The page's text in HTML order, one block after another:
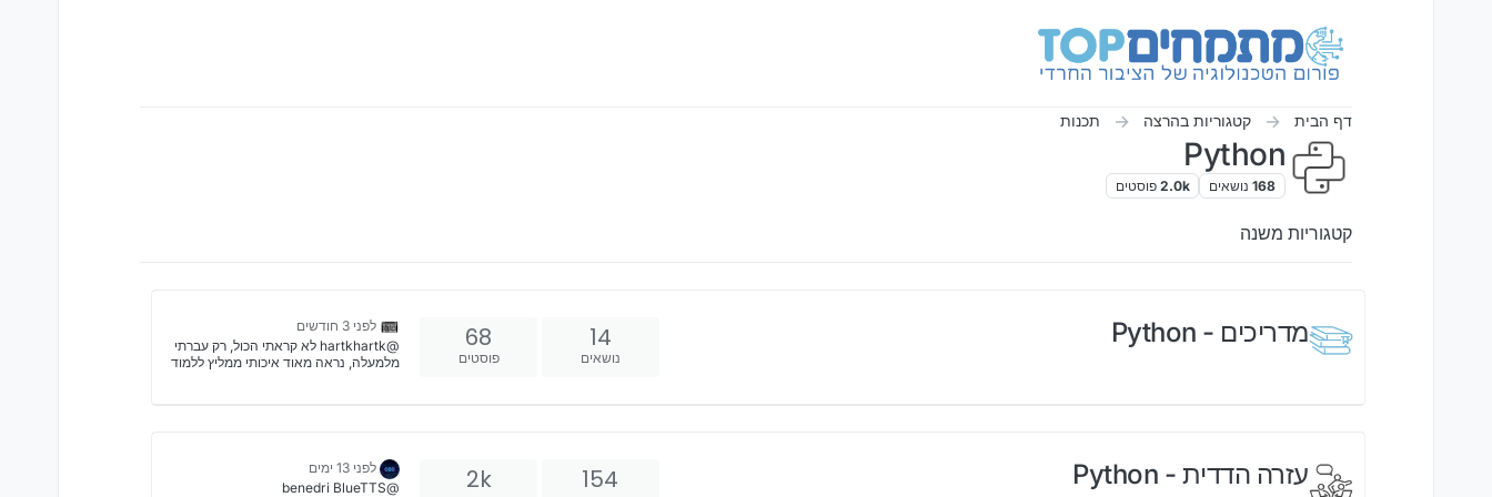
דף הבית קטגוריות בהרצה תכנות
Python
168 נושאים 2.0k פוסטים
קטגוריות משנה
מדריכים - Python 14
נושאים
68
פוסטים
לפני 3 חודשים
@hartkhartk לא קראתי הכול, רק עברתי
מלמעלה, נראה מאוד איכותי ממליץ ללמוד
Spoiler חידה מגניבה בנושא איפה שכתוב
עזרה הדדית - Python 154
2k
לפני 13 ימים
@benedri BlueTTS